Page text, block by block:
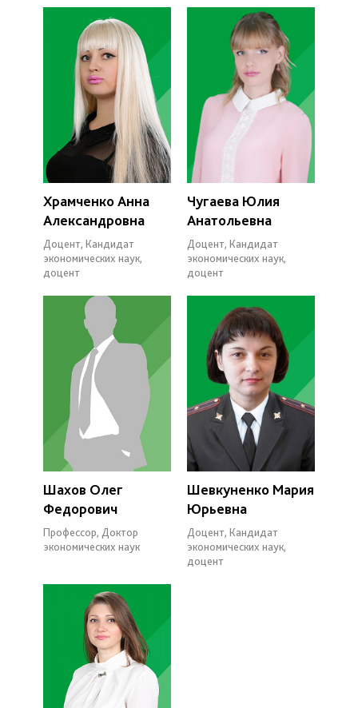
Храмченко Анна
Александровна
Доцент, Кандидат
экономических наук,
доцент
Чугаева Юлия
Анатольевна
Доцент, Кандидат
экономических наук,
доцент
Шахов Олег
Федорович
Профессор, Доктор
экономических наук
Шевкуненко Мария
Юрьевна
Доцент, Кандидат
экономических наук,
доцент